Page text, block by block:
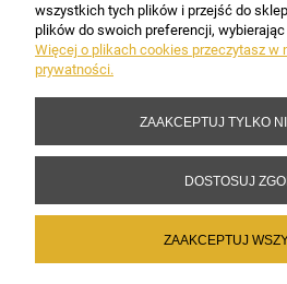
Copyright 2017-2026
wszystkich tych plików i przejść do
plików do swoich preferencji,
Więcej o plikach cookies przeczytasz w
prywatności.
ZAAKCEPTUJ TYLKO
DOSTOSUJ
ZAAKCEPTUJ